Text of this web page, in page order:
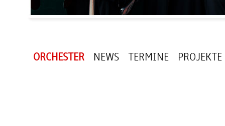
ORCHESTER NEWS TERMINE PROJEKTE